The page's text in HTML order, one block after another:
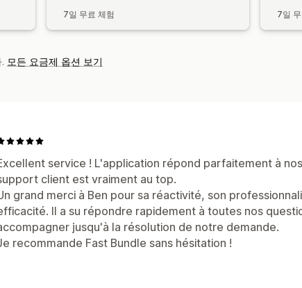
7일 무료 체험 7일
모든 요금제 옵션 보기
service ! L'application répond parfaitement à
client est vraiment au top.
grand merci à Ben pour sa réactivité, son
Il a su répondre rapidement à toutes nos
jusqu'à la résolution de notre demande.
recommande Fast Bundle sans hésitation !